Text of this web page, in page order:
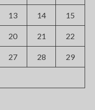
13 14 15
20 21 22
27 28 29